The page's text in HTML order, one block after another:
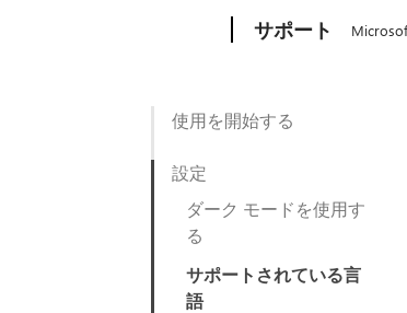
サポート
使用を開始する
設定
ダーク モードを使用す
る
サポートされている言
語